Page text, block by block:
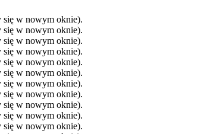
w nowym oknie).
w nowym oknie).
w nowym oknie).
w nowym oknie).
w nowym oknie).
w nowym oknie).
w nowym oknie).
w nowym oknie).
w nowym oknie).
w nowym oknie).
w nowym oknie).